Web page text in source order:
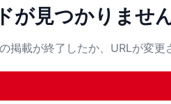
が見つかりませ
掲載が終了したか、URLが変更